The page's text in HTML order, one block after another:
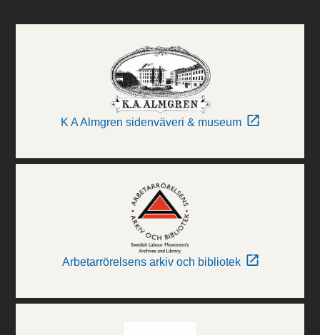
K A Almgren sidenväveri & museum
Arbetarrörelsens arkiv och bibliotek